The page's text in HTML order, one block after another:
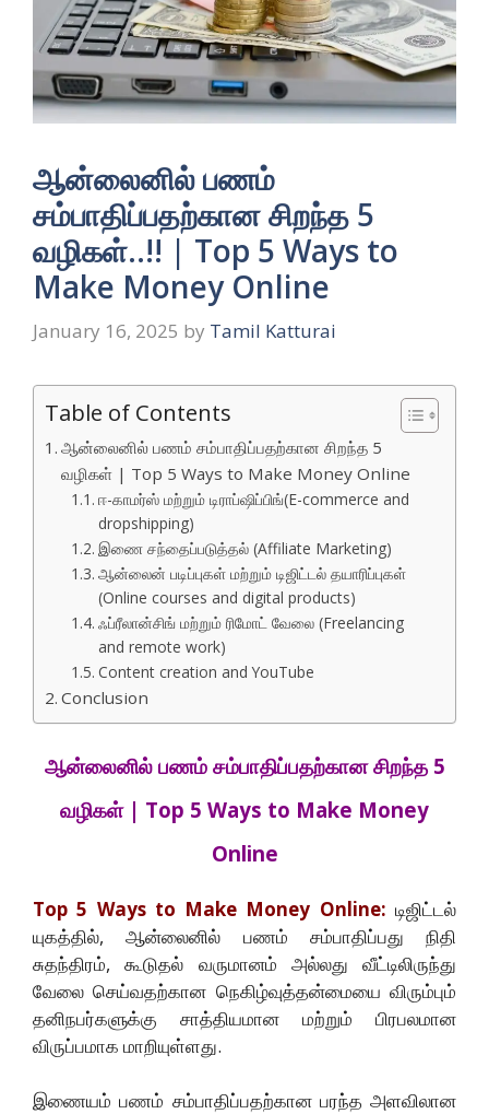
ஆன்லைனில் பணம்
சம்பாதிப்பதற்கான சிறந்த 5
வழிகள்..!! | Top 5 Ways to
Make Money Online
January 16, 2025 by Tamil Katturai
Table of Contents
ஆன்லைனில் பணம் சம்பாதிப்பதற்கான சிறந்த 5
வழிகள் | Top 5 Ways to Make Money Online
ஈ-காமர்ஸ் மற்றும் டிராப்ஷிப்பிங்(E-commerce and
dropshipping)
இணை சந்தைப்படுத்தல் (Affiliate Marketing)
ஆன்லைன் படிப்புகள் மற்றும் டிஜிட்டல் தயாரிப்புகள்
(Online courses and digital products)
ஃப்ரீலான்சிங் மற்றும் ரிமோட் வேலை (Freelancing
and remote work)
Content creation and YouTube
Conclusion
ஆன்லைனில் பணம் சம்பாதிப்பதற்கான சிறந்த 5
வழிகள் | Top 5 Ways to Make Money
Online
Top 5 Ways to Make Money Online: டிஜிட்டல்
யுகத்தில், ஆன்லைனில் பணம் சம்பாதிப்பது நிதி
சுதந்திரம், கூடுதல் வருமானம் அல்லது வீட்டிலிருந்து
வேலை செய்வதற்கான நெகிழ்வுத்தன்மையை விரும்பும்
தனிநபர்களுக்கு சாத்தியமான மற்றும் பிரபலமான
விருப்பமாக மாறியுள்ளது.
இணையம் பணம் சம்பாதிப்பதற்கான பரந்த அளவிலான